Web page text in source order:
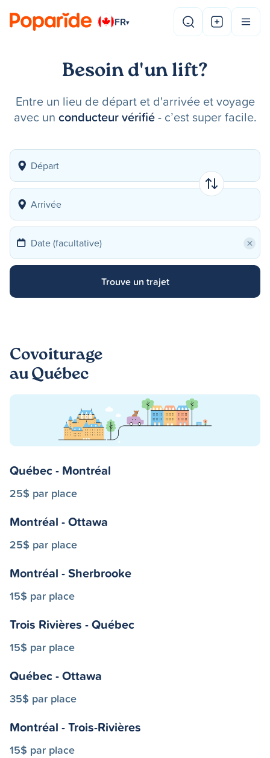
FR▾
Besoin d'un lift?
Entre un lieu de départ et d'arrivée et voyage
avec un conducteur vérifié- c’est super facile.
×
Trouve un trajet
Covoiturage
au Québec
Québec - Montréal
25$ par place
Montréal - Ottawa
25$ par place
Montréal - Sherbrooke
15$ par place
Trois Rivières - Québec
15$ par place
Québec - Ottawa
35$ par place
Montréal - Trois-Rivières
15$ par place